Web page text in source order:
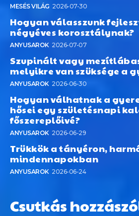
MESÉS VILÁG 2026-07-30
Hogyan válasszunk
négyéves korosztálynak?
ANYUSAROK 2026-07-07
Szupinált vagy
melyikre van szüksége a
ANYUSAROK 2026-06-30
Hogyan válhatnak a
hősei egy születésnapi
főszereplőivé?
ANYUSAROK 2026-06-29
Trükkök a tányéron,
mindennapokban
ANYUSAROK 2026-06-24
Csutkás